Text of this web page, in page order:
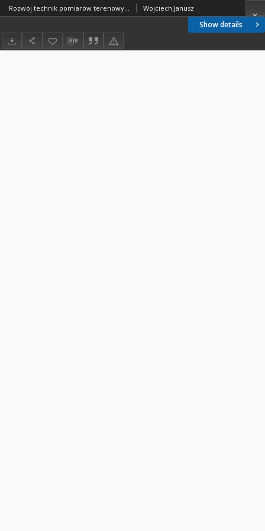
Show details
Rozwój technik pomiarów terenowych Wojciech Janusz